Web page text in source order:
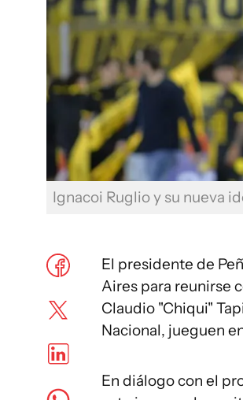
Ignacoi Ruglio y su nueva
El presidente de
Aires para reunirse
Claudio "Chiqui"
Nacional, jueguen
En diálogo con el